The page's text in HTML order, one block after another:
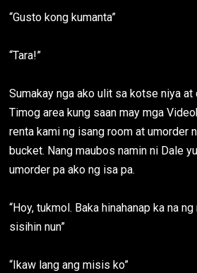
“Gusto kong kumanta”
“Tara!”
Sumakay nga ako ulit sa kotse niya at
Timog area kung saan may mga
renta kami ng isang room at umorder
bucket. Nang maubos namin ni Dale
umorder pa ako ng isa pa.
“Hoy, tukmol. Baka hinahanap ka na
sisihin nun”
“Ikaw lang ang misis ko”